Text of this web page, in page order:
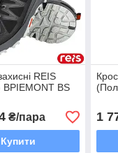
REIS
BS
₴/пара
Купити
1